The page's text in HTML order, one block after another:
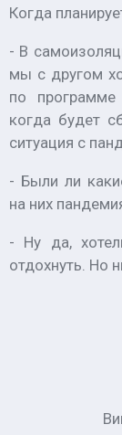
Когда
- В
мы с другом
по
когда будет
ситуация с
- Были ли
на них
- Ну да,
отдохнуть. Но